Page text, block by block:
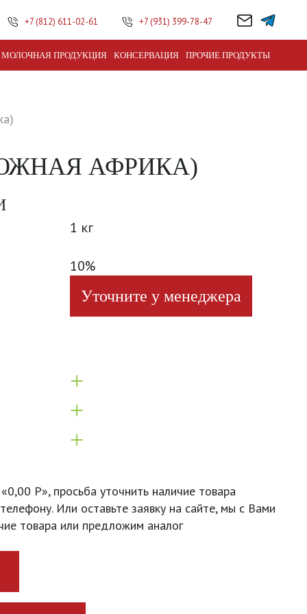
+7 (812) 611-02-61 +7 (931) 399-78-47
МОЛОЧНАЯ ПРОДУКЦИЯ КОНСЕРВАЦИЯ ПРОЧИЕ ПРОДУКТЫ
АФРИКА)
1 кг
10%
Уточните у менеджера
+
+
+
Р», просьба уточнить наличие товара
Или оставьте заявку на сайте, мы с Вами
товара или предложим аналог